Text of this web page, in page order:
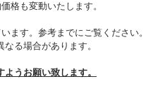
格も変動いたします。
ます。参考までにご覧ください。
る場合があります。
うお願い致します。